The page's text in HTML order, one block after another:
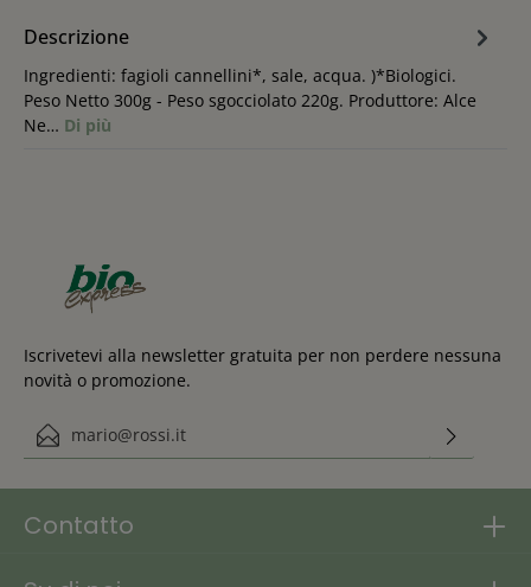
Descrizione
Ingredienti: fagioli cannellini*, sale, acqua. )*Biologici.
Peso Netto 300g - Peso sgocciolato 220g. Produttore: Alce
Ne… Di più
Iscrivetevi alla newsletter gratuita per non perdere nessuna
novità o promozione.
Indirizzo e-mail*
disposizioni in materia di protezione dei dati personali.
privacy edi GoogleTermini di servizio.
Contatto